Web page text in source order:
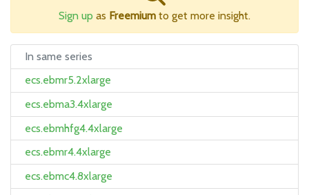
Sign up as Freemium to get more insight.
In same series
ecs.ebmr5.2xlarge
ecs.ebma3.4xlarge
ecs.ebmhfg4.4xlarge
ecs.ebmr4.4xlarge
ecs.ebmc4.8xlarge